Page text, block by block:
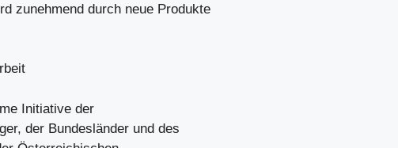
zunehmend durch neue Produkte
Initiative der
der Bundesländer und des